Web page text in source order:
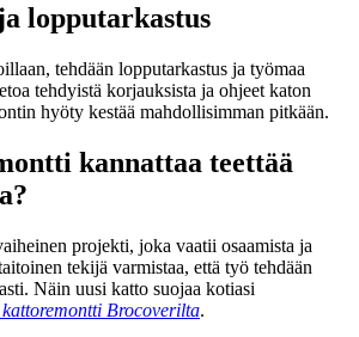
lopputarkastus
tehdään lopputarkastus ja työmaa
tehdyistä korjauksista ja ohjeet katon
hyöty kestää mahdollisimman pitkään.
kannattaa teettää
projekti, joka vaatii osaamista ja
tekijä varmistaa, että työ tehdään
Näin uusi katto suojaa kotiasi
Brocoverilta.